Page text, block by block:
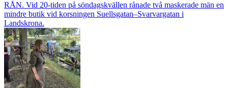
RÅN. Vid 20-tiden på söndagskvällen rånade två maskerade män en
mindre butik vid korsningen Suellsgatan–Svarvargatan i
Landskrona.